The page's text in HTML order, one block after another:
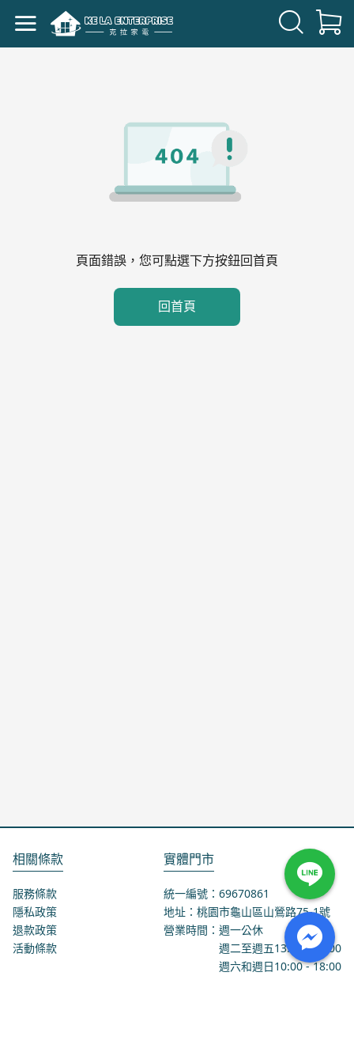
頁面錯誤，您可點選下方按鈕回首頁
回首頁
相關條款
服務條款
隱私政策
退款政策
活動條款
實體門市
統一編號：69670861
地址：桃園市龜山區山鶯路75-1號
營業時間：週一公休
週二至週五13:00 - 18:00
週六和週日10:00 - 18:00